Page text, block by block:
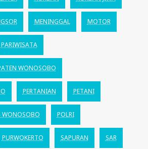
MENINGGAL MOTOR
PARIWISATA
WONOSOBO
PERTANIAN PETANI
WONOSOBO POLRI
PURWOKERTO SAPURAN SAR